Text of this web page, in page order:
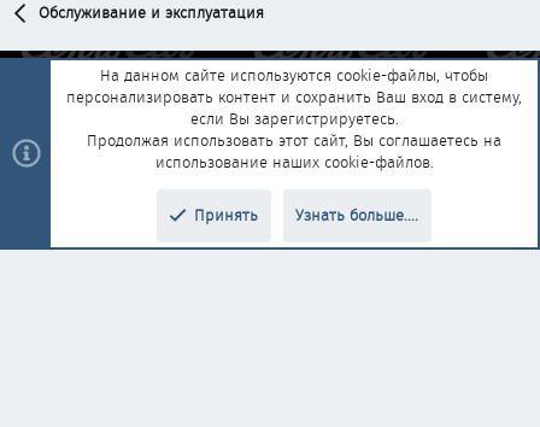
Обслуживание и эксплуатация
Обратная связь
Условия и правила
Политика конфиденциальности
Помощь Главная
R
add-ons by ThemeHouse Перевод от Jumuro®
На данном сайте используются cookie-файлы, чтобы
персонализировать контент и сохранить Ваш вход в систему,
если Вы зарегистрируетесь.
Продолжая использовать этот сайт, Вы соглашаетесь на
использование наших cookie-файлов.
Принять Узнать больше....